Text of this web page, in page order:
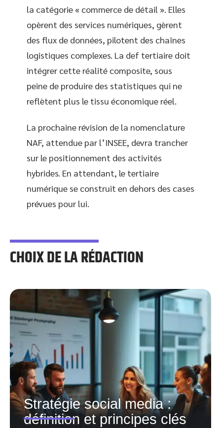
la catégorie « commerce de détail ». Elles
opèrent des services numériques, gèrent
des flux de données, pilotent des chaînes
logistiques complexes. La def tertiaire doit
intégrer cette réalité composite, sous
peine de produire des statistiques qui ne
reflètent plus le tissu économique réel.
La prochaine révision de la nomenclature
NAF, attendue par l’INSEE, devra trancher
sur le positionnement des activités
hybrides. En attendant, le tertiaire
numérique se construit en dehors des cases
prévues pour lui.
CHOIX DE LA RÉDACTION
Stratégie social media :
définition et principes clés